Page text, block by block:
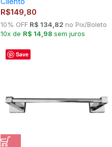
R$149,80
10% OFF R$ 134,82 no Pix/Boleto
10x de R$ 14,98 sem juros
Save